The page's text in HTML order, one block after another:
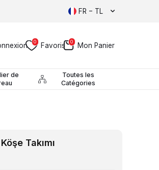
FR − TL
0 Favoris 0 Mon Panier
de
Toutes les
Catégories
Takımı